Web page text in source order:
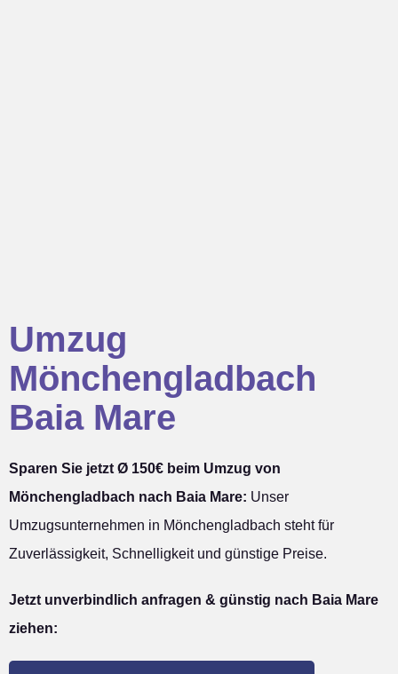
Umzug
Mönchengladbach
Baia Mare
Sparen Sie jetzt Ø 150€ beim Umzug von
Mönchengladbach nach Baia Mare: Unser
Umzugsunternehmen in Mönchengladbach steht für
Zuverlässigkeit, Schnelligkeit und günstige Preise.
Jetzt unverbindlich anfragen & günstig nach Baia Mare
ziehen: